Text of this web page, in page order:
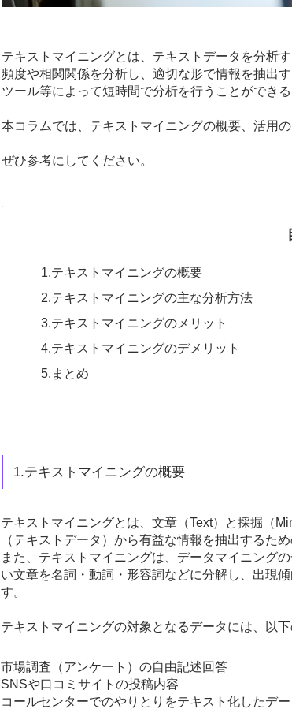
テキストマイニングとは、テキストデータを分析
頻度や相関関係を分析し、適切な形で情報を抽出
ツール等によって短時間で分析を行うことができる
本コラムでは、テキストマイニングの概要、活用
ぜひ参考にしてください。
1.テキストマイニングの概要
2.テキストマイニングの主な分析方法
3.テキストマイニングのメリット
4.テキストマイニングのデメリット
5. まとめ
1.テキストマイニングの概要
テキストマイニングとは、文章（Text）と採掘（
（テキストデータ）から有益な情報を抽出するため
また、テキストマイニングは、データマイニング
い文章を名詞・動詞・形容詞などに分解し、出現
す。
テキストマイニングの対象となるデータには、以
市場調査（アンケート）の自由記述回答
SNSや口コミサイトの投稿内容
コールセンターでのやりとりをテキスト化したデー